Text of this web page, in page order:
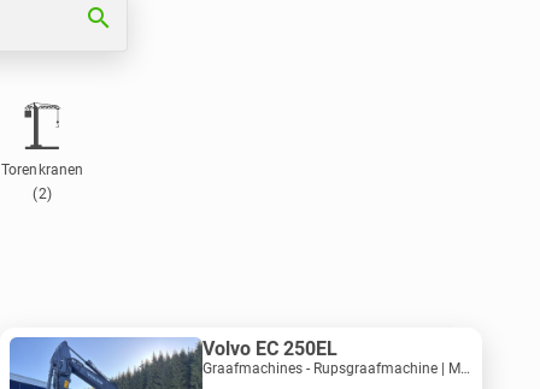
search
Torenkranen
(2)
Volvo EC 250EL
Graafmachines - Rupsgraafmachine | M981-8871 | RGTR26024